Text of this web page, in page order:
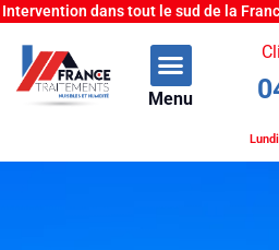
Intervention dans tout le sud de la
Menu